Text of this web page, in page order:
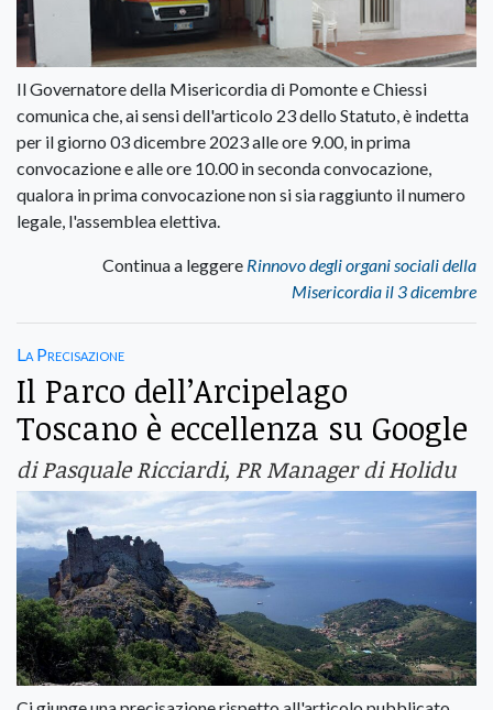
Il Governatore della Misericordia di Pomonte e Chiessi
comunica che, ai sensi dell'articolo 23 dello Statuto, è indetta
per il giorno 03 dicembre 2023 alle ore 9.00, in prima
convocazione e alle ore 10.00 in seconda convocazione,
qualora in prima convocazione non si sia raggiunto il numero
legale, l'assemblea elettiva.
Continua a leggere Rinnovo degli organi sociali della
Misericordia il 3 dicembre
La Precisazione
Il Parco dell’Arcipelago
Toscano è eccellenza su Google
di Pasquale Ricciardi, PR Manager di Holidu